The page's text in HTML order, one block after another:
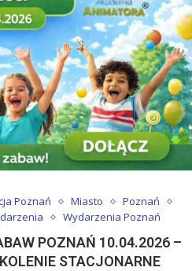
Poznań Miasto
Poznań
Wydarzenia Poznań
POZNAŃ 10.04.2026 –
STACJONARNE